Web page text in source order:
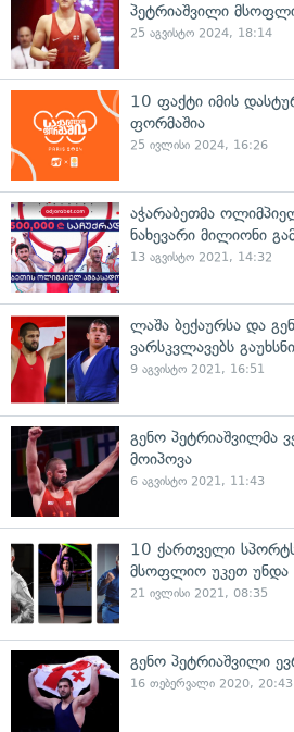
პეტრიაშვილი
25 აგვისტო 2024, 18:14
10 ფაქტი იმის
ფორმაშია
25 ივლისი 2024, 16:26
აჭარაბეთმა
ნახევარი მილიონი
13 აგვისტო 2021, 14:32
ლაშა ბექაურსა და
ვარსკვლავებს
9 აგვისტო 2021, 16:51
გენო პეტრიაშვილმა
მოიპოვა
6 აგვისტო 2021, 11:43
10 ქართველი
მსოფლიო უკეთ უნდა
21 ივლისი 2021, 08:35
გენო პეტრიაშვილი
16 თებერვალი 2020, 20:43